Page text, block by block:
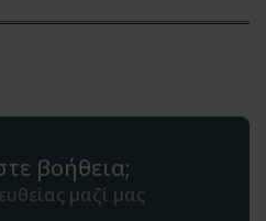
βοήθεια;
μαζί μας